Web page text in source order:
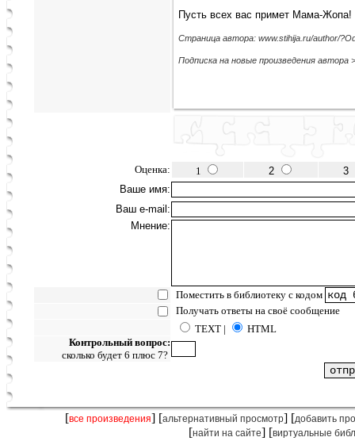
Пусть всех вас примет Мама-Жопа!
Страница автора: www.stihija.ru/author/
Подписка на новые произведения автора
Оценка: 1 2
3
Ваше имя:
Ваш e-mail:
Мнение:
Поместить в библиотеку с кодом
Получать ответы на своё сообщение
TEXT |
HTML
Контрольный вопрос:
сколько будет 6 плюс 7?
[все произведения] [альтернативный просмотр] [добавить
[найти на сайте] [виртуальные